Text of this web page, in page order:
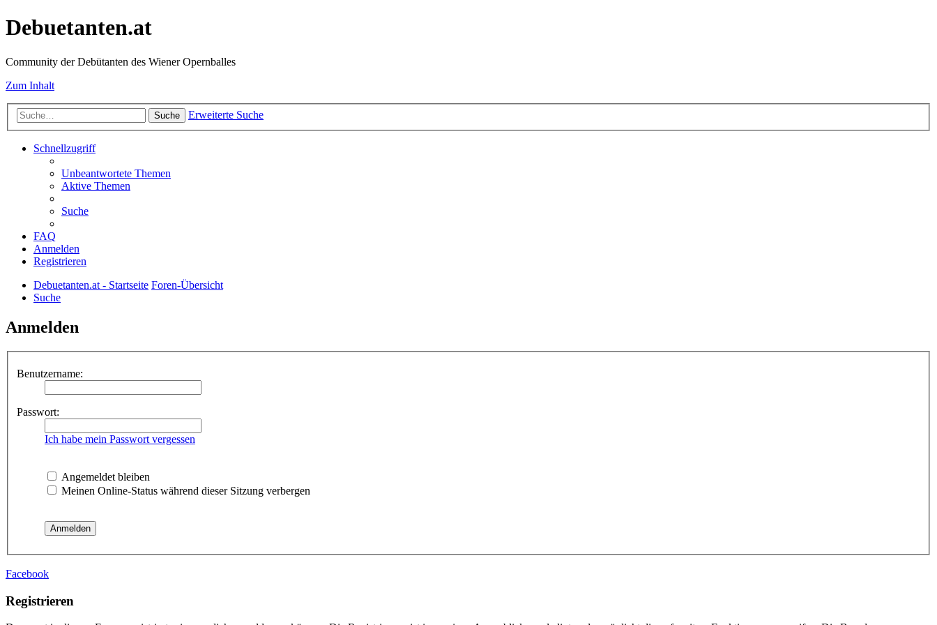
Debuetanten.at
Community der Debütanten des Wiener Opernballes
Zum Inhalt
Suche Erweiterte Suche
Schnellzugriff
Unbeantwortete Themen
Aktive Themen
Suche
FAQ
Anmelden
Registrieren
Debuetanten.at - Startseite Foren-Übersicht
Suche
Anmelden
Benutzername:
Passwort:
Ich habe mein Passwort vergessen
Angemeldet bleiben
Meinen Online-Status während dieser Sitzung verbergen
Facebook
Registrieren